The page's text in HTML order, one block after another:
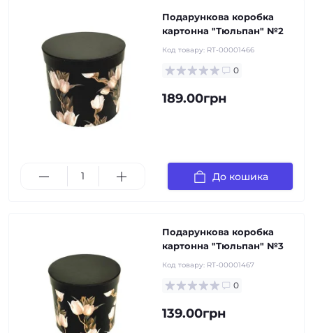
Подарункова коробка
картонна "Тюльпан" №2
Код товару: RT-00001466
0
189.00грн
До кошика
Подарункова коробка
картонна "Тюльпан" №3
Код товару: RT-00001467
0
139.00грн